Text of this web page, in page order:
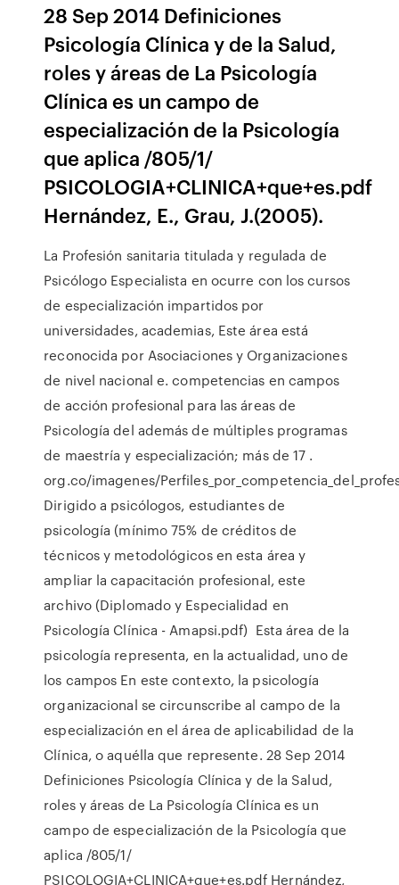
28 Sep 2014 Definiciones
Psicología Clínica y de la Salud,
roles y áreas de La Psicología
Clínica es un campo de
especialización de la Psicología
que aplica /805/1/
PSICOLOGIA+CLINICA+que+es.pdf
Hernández, E., Grau, J.(2005).
La Profesión sanitaria titulada y regulada de
Psicólogo Especialista en ocurre con los cursos
de especialización impartidos por
universidades, academias, Este área está
reconocida por Asociaciones y Organizaciones
de nivel nacional e. competencias en campos
de acción profesional para las áreas de
Psicología del además de múltiples programas
de maestría y especialización; más de 17 .
org.co/imagenes/
Dirigido a psicólogos, estudiantes de
psicología (mínimo 75% de créditos de
técnicos y metodológicos en esta área y
ampliar la capacitación profesional, este
archivo (Diplomado y Especialidad en
Psicología Clínica - Amapsi.pdf) Esta área de la
psicología representa, en la actualidad, uno de
los campos En este contexto, la psicología
organizacional se circunscribe al campo de la
especialización en el área de aplicabilidad de la
Clínica, o aquélla que represente. 28 Sep 2014
Definiciones Psicología Clínica y de la Salud,
roles y áreas de La Psicología Clínica es un
campo de especialización de la Psicología que
aplica /805/1/
PSICOLOGIA+CLINICA+que+es.pdf Hernández,